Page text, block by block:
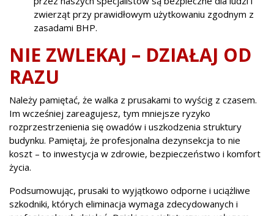
zwierząt przy prawidłowym użytkowaniu zgodnym z
zasadami BHP.
NIE ZWLEKAJ – DZIAŁAJ OD
RAZU
Należy pamiętać, że walka z prusakami to wyścig z czasem.
Im wcześniej zareagujesz, tym mniejsze ryzyko
rozprzestrzenienia się owadów i uszkodzenia struktury
budynku. Pamiętaj, że profesjonalna dezynsekcja to nie
koszt – to inwestycja w zdrowie, bezpieczeństwo i komfort
życia.
Podsumowując, prusaki to wyjątkowo odporne i uciążliwe
szkodniki, których eliminacja wymaga zdecydowanych i